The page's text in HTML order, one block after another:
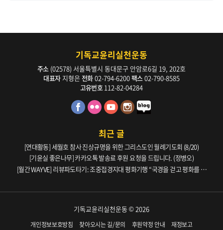
기독교윤리실천운동
주소 (02578) 서울특별시 동대문구 안암로6길 19, 202호
대표자지형은 전화02-794-6200팩스 02-790-8585
고유번호 112-82-04284
최근 글
[연대활동] 세월호 참사 진상규명을 위한 그리스도인 월례기도회 (8/20)
[기윤실 좋은나무] 카카오톡 발송료 후원 요청을 드립니다. (정병오)
[월간 WAYVE] 리뷰파도타기: 조중접경지대 평화기행 “국경을 걷고 평화를 생
기독교윤리실천운동 © 2026
개인정보보호방침 찾아오시는 길/문의 후원약정 안내 재정보고